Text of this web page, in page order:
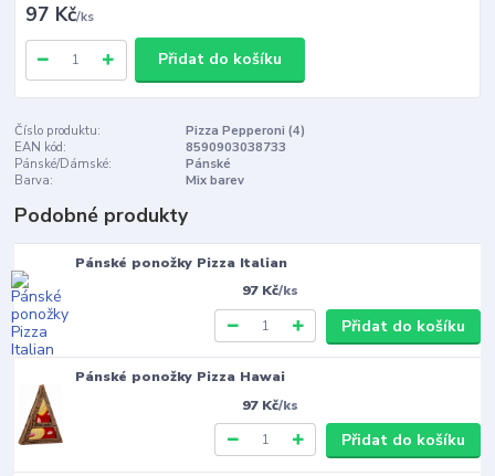
97 Kč/ks
Přidat do košíku
Číslo produktu:
Pizza Pepperoni (4)
EAN kód:
8590903038733
Pánské/Dámské:
Pánské
Barva:
Mix barev
Podobné produkty
Pánské ponožky Pizza Italian
97 Kč/ks
Přidat do košíku
Pánské ponožky Pizza Hawai
97 Kč/ks
Přidat do košíku